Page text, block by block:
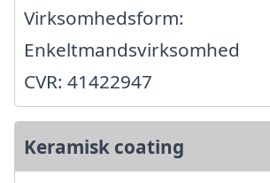
Virksomhedsform:
Enkeltmandsvirksomhed
CVR: 41422947
Keramisk coating